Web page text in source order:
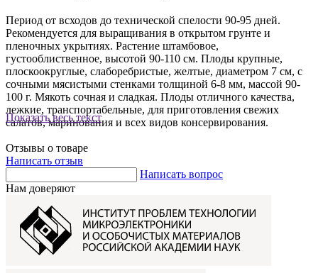
Показать весь текст
Период от всходов до технической спелости 90-95 дней.
Рекомендуется для выращивания в открытом грунте и
пленочных укрытиях. Растение штамбовое,
густооблиственное, высотой 90-110 см. Плоды крупные,
плоскоокруглые, слаборебристые, желтые, диаметром 7 см, с
сочными мясистыми стенками толщиной 6-8 мм, массой 90-
100 г. Мякоть сочная и сладкая. Плоды отличного качества,
лежкие, транспортабельные, для приготовления свежих
салатов, маринования и всех видов консервирования.
Отзывы о товаре
Написать отзыв
Написать вопрос
Нам доверяют